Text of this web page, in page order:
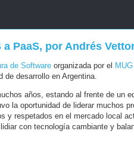
PaaS, por Andrés
de Software organizada por el MUG
de desarrollo en Argentina.
años, estando al frente de un
la oportunidad de liderar muchos
y respetados en el mercado local
con tecnología cambiante y